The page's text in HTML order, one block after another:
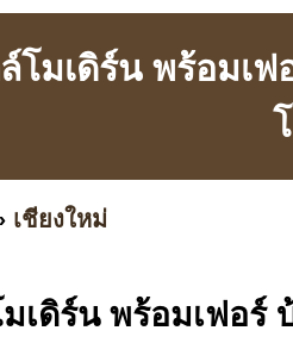
โมเดิร์น พร้อมเ
เชียงใหม่
เดิร์น พร้อมเฟอร์